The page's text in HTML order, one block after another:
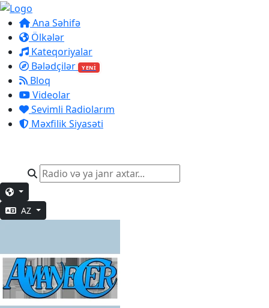
Ana Səhifə
Ölkələr
Kateqoriyalar
Bələdçilər
YENİ
Bloq
Videolar
Sevimli Radiolarım
Məxfilik Siyasəti
AZ